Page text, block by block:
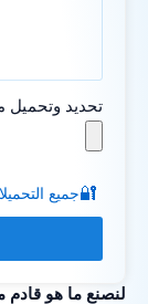
لنصنع ما هو قادم
تحديد
🔐جميع